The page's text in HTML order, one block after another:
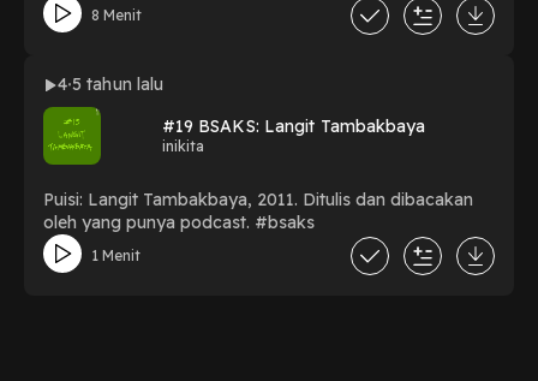
8 Menit
4 5 tahun lalu
#19 BSAKS: Langit Tambakbaya
inikita
Puisi: Langit Tambakbaya, 2011. Ditulis dan dibacakan
oleh yang punya podcast. #bsaks
1 Menit